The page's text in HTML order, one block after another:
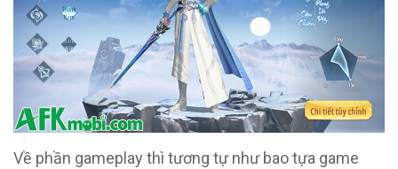
Về phần gameplay thì tương tự như bao tựa game